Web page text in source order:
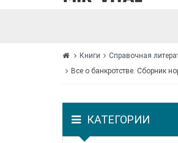
Книги Справочная
Все о банкротстве. Сборник
КАТЕГОРИИ